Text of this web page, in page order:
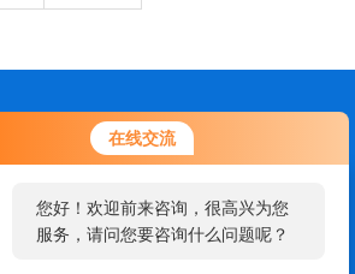
在线交流
您好！欢迎前来咨询，很高兴为您
服务，请问您要咨询什么问题呢？
招聘
询